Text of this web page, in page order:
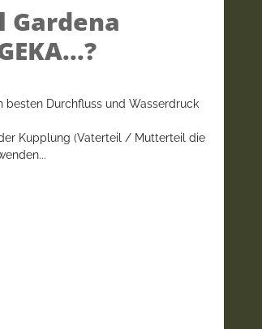
Gardena
Durchfluss und Wasserdruck
Kupplung (Vaterteil / Mutterteil die